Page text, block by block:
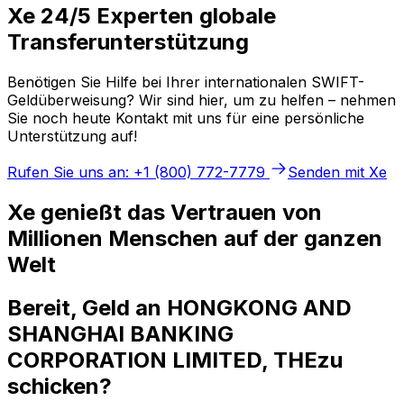
Xe 24/5 Experten globale
Transferunterstützung
Benötigen Sie Hilfe bei Ihrer internationalen SWIFT-
Geldüberweisung? Wir sind hier, um zu helfen – nehmen
Sie noch heute Kontakt mit uns für eine persönliche
Unterstützung auf!
Rufen Sie uns an: +1 (800) 772-7779
Senden mit Xe
Xe genießt das Vertrauen von
Millionen Menschen auf der ganzen
Welt
Bereit, Geld an HONGKONG AND
SHANGHAI BANKING
CORPORATION LIMITED, THEzu
schicken?